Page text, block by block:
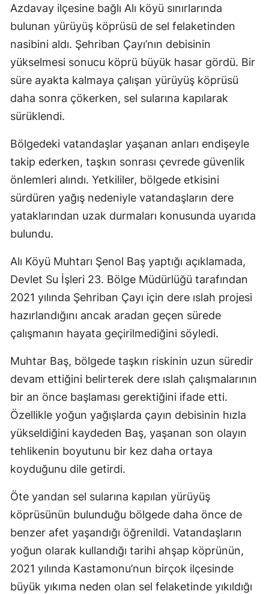
Azdavay ilçesine bağlı Alı köyü sınırlarında
bulunan yürüyüş köprüsü de sel felaketinden
nasibini aldı. Şehriban Çayı’nın debisinin
yükselmesi sonucu köprü büyük hasar gördü. Bir
süre ayakta kalmaya çalışan yürüyüş köprüsü
daha sonra çökerken, sel sularına kapılarak
sürüklendi.
Bölgedeki vatandaşlar yaşanan anları endişeyle
takip ederken, taşkın sonrası çevrede güvenlik
önlemleri alındı. Yetkililer, bölgede etkisini
sürdüren yağış nedeniyle vatandaşların dere
yataklarından uzak durmaları konusunda uyarıda
bulundu.
Alı Köyü Muhtarı Şenol Baş yaptığı açıklamada,
Devlet Su İşleri 23. Bölge Müdürlüğü tarafından
2021 yılında Şehriban Çayı için dere ıslah projesi
hazırlandığını ancak aradan geçen sürede
çalışmanın hayata geçirilmediğini söyledi.
Muhtar Baş, bölgede taşkın riskinin uzun süredir
devam ettiğini belirterek dere ıslah çalışmalarının
bir an önce başlaması gerektiğini ifade etti.
Özellikle yoğun yağışlarda çayın debisinin hızla
yükseldiğini kaydeden Baş, yaşanan son olayın
tehlikenin boyutunu bir kez daha ortaya
koyduğunu dile getirdi.
Öte yandan sel sularına kapılan yürüyüş
köprüsünün bulunduğu bölgede daha önce de
benzer afet yaşandığı öğrenildi. Vatandaşların
yoğun olarak kullandığı tarihi ahşap köprünün,
2021 yılında Kastamonu’nun birçok ilçesinde
büyük yıkıma neden olan sel felaketinde yıkıldığı